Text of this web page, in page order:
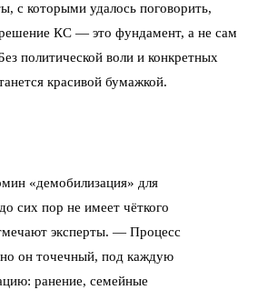
с которыми удалось поговорить,
КС — это фундамент, а не сам
политической воли и конкретных
красивой бумажкой.
«демобилизация» для
сих пор не имеет чёткого
эксперты. — Процесс
но он точечный, под каждую
ранение, семейные